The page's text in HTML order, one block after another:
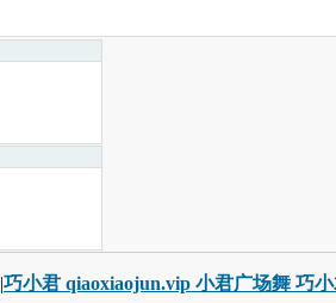
|巧小君 qiaoxiaojun.vip 小君广场舞 巧